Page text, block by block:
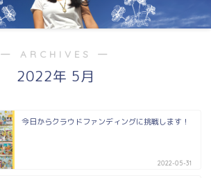
― ARCHIVES ―
2022年 5月
今日からクラウドファンディングに挑戦します！
2022-05-31